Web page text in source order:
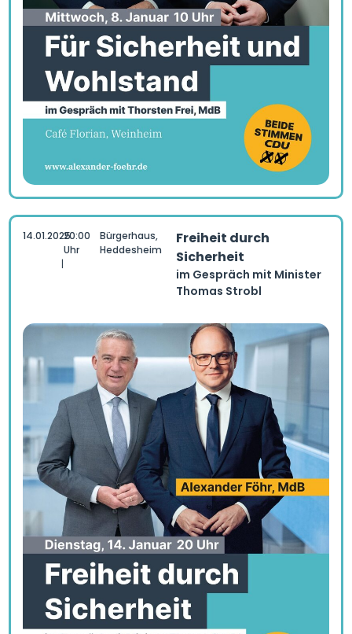
14.01.2025
|
20:00
Uhr
Bürgerhaus,
Heddesheim
Freiheit durch
Sicherheit
im Gespräch mit Minister
Thomas Strobl